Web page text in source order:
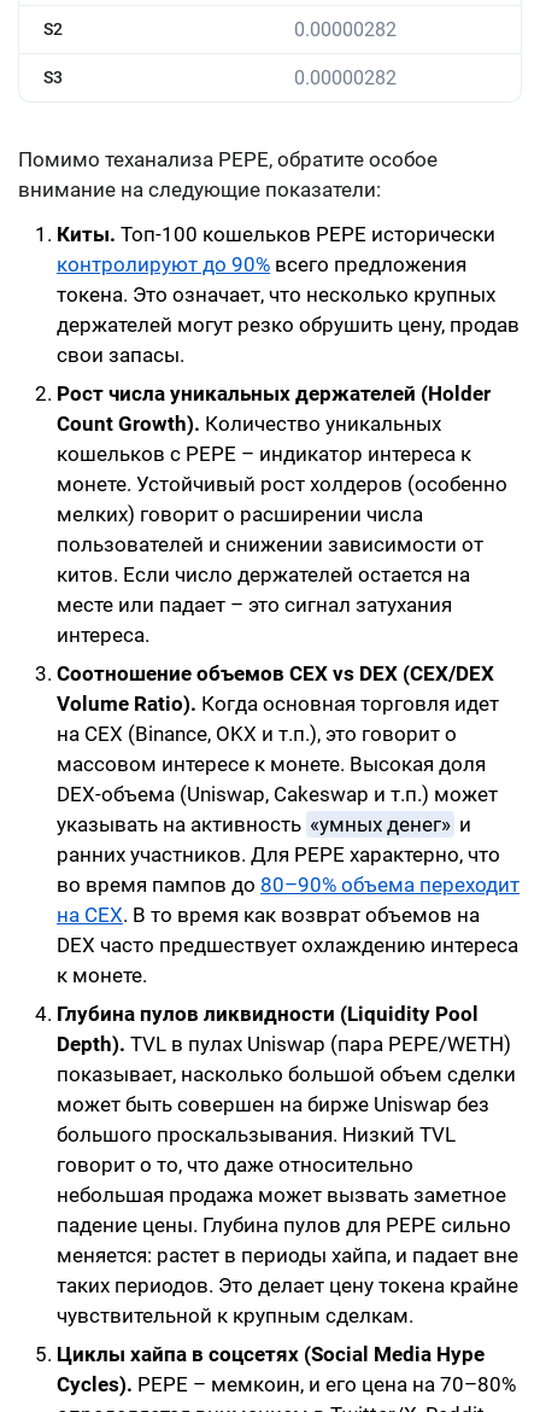
S2 0.00000282
S3 0.00000282
Помимо теханализа PEPE, обратите особое
внимание на следующие показатели:
Киты. Топ-100 кошельков PEPE исторически
контролируют до 90% всего предложения
токена. Это означает, что несколько крупных
держателей могут резко обрушить цену, продав
свои запасы.
Рост числа уникальных держателей (Holder
Count Growth). Количество уникальных
кошельков с PEPE – индикатор интереса к
монете. Устойчивый рост холдеров (особенно
мелких) говорит о расширении числа
пользователей и снижении зависимости от
китов. Если число держателей остается на
месте или падает – это сигнал затухания
интереса.
Соотношение объемов CEX vs DEX (CEX/DEX
Volume Ratio). Когда основная торговля идет
на CEX (Binance, OKX и т.п.), это говорит о
массовом интересе к монете. Высокая доля
DEX-объема (Uniswap, Сakeswap и т.п.) может
указывать на активность «умных денег» и
ранних участников. Для PEPE характерно, что
во время пампов до 80–90% объема переходит
на CEX. В то время как возврат объемов на
DEX часто предшествует охлаждению интереса
к монете.
Глубина пулов ликвидности (Liquidity Pool
Depth). TVL в пулах Uniswap (пара PEPE/WETH)
показывает, насколько большой объем сделки
может быть совершен на бирже Uniswap без
большого проскальзывания. Низкий TVL
говорит о то, что даже относительно
небольшая продажа может вызвать заметное
падение цены. Глубина пулов для PEPE сильно
меняется: растет в периоды хайпа, и падает вне
таких периодов. Это делает цену токена крайне
чувствительной к крупным сделкам.
Циклы хайпа в соцсетях (Social Media Hype
Cycles). PEPE – мемкоин, и его цена на 70–80%